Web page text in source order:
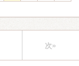
次»